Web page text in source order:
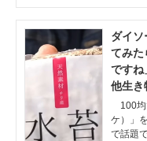
ダイ
てみ
ですね
他生き
100均
ケ）」
で話題